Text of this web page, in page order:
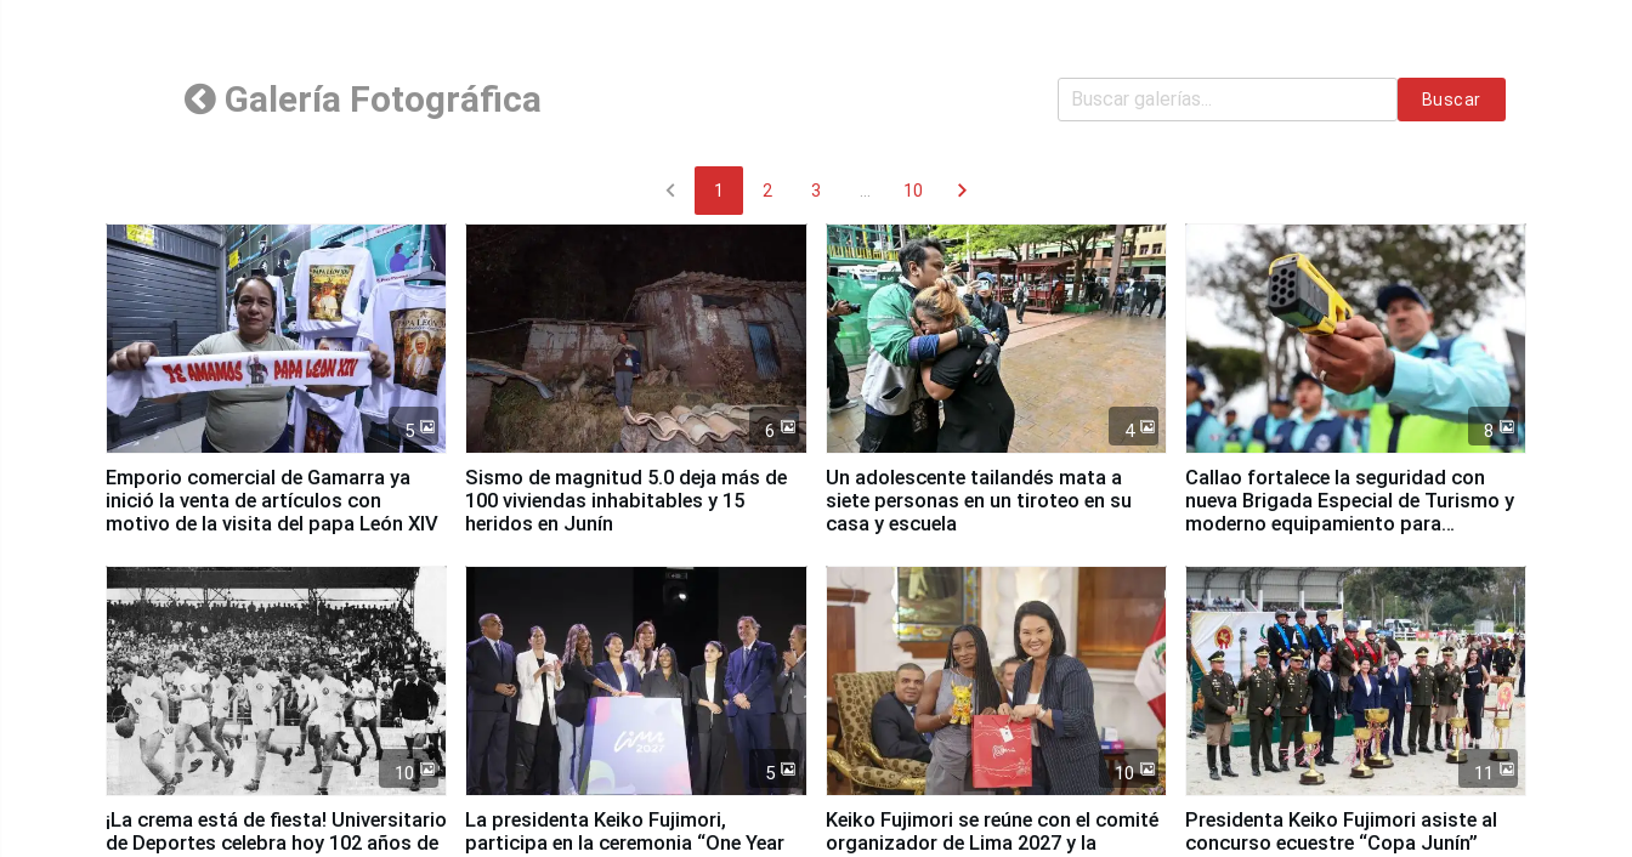
Galería Fotográfica Buscar
chevron_left 1 2 3 10 chevron_right
5
Emporio comercial de Gamarra ya
inició la venta de artículos con
motivo de la visita del papa León XIV
6
Sismo de magnitud 5.0 deja más de
100 viviendas inhabitables y 15
heridos en Junín
4
Un adolescente tailandés mata a
siete personas en un tiroteo en su
casa y escuela
8
Callao fortalece la seguridad con
nueva Brigada Especial de Turismo y
moderno equipamiento para
10
¡La crema está de fiesta! Universitario
de Deportes celebra hoy 102 años de
5
La presidenta Keiko Fujimori,
participa en la ceremonia “One Year
10
Keiko Fujimori se reúne con el comité
organizador de Lima 2027 y la
11
Presidenta Keiko Fujimori asiste al
concurso ecuestre “Copa Junín”